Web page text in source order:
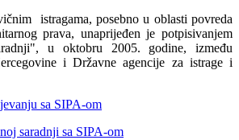
istragama, posebno u oblasti povreda
prava, unaprijeđen je potpisivanjem
u oktobru 2005. godine, između
i Državne agencije za istrage i
sa SIPA-om
saradnji sa SIPA-om